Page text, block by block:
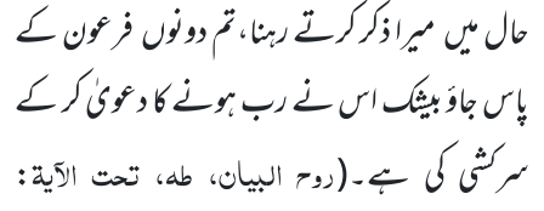
حال میںمیرا ذکر کرتے رہنا،تم دونوںفرعون کے
پاس جاؤ بیشک اس نے رب ہونے کا دعویٰ کر کے
سرکشی کی ہے۔(روح البیان، طہ، تحت الآیۃ: